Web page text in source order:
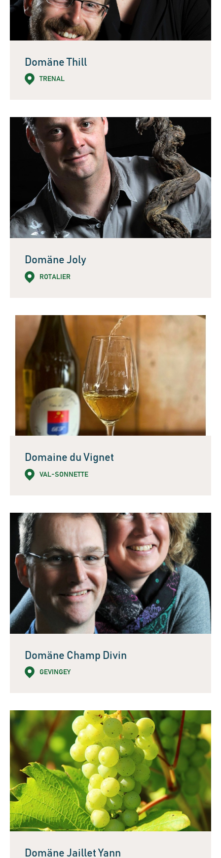
Domäne Thill
TRENAL
Domäne Joly
ROTALIER
Domaine du Vignet
VAL-SONNETTE
Domäne Champ Divin
GEVINGEY
Domäne Jaillet Yann